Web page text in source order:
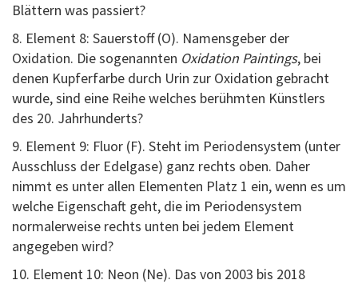
Blättern was passiert?
8. Element 8: Sauerstoff (O). Namensgeber der
Oxidation. Die sogenannten Oxidation Paintings, bei
denen Kupferfarbe durch Urin zur Oxidation gebracht
wurde, sind eine Reihe welches berühmten Künstlers
des 20. Jahrhunderts?
9. Element 9: Fluor (F). Steht im Periodensystem (unter
Ausschluss der Edelgase) ganz rechts oben. Daher
nimmt es unter allen Elementen Platz 1 ein, wenn es um
welche Eigenschaft geht, die im Periodensystem
normalerweise rechts unten bei jedem Element
angegeben wird?
10. Element 10: Neon (Ne). Das von 2003 bis 2018